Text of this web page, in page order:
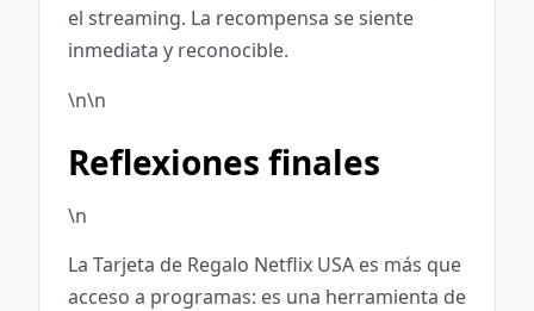
el streaming. La recompensa se siente
inmediata y reconocible.
\n\n
Reflexiones finales
\n
La Tarjeta de Regalo Netflix USA es más que
acceso a programas: es una herramienta de